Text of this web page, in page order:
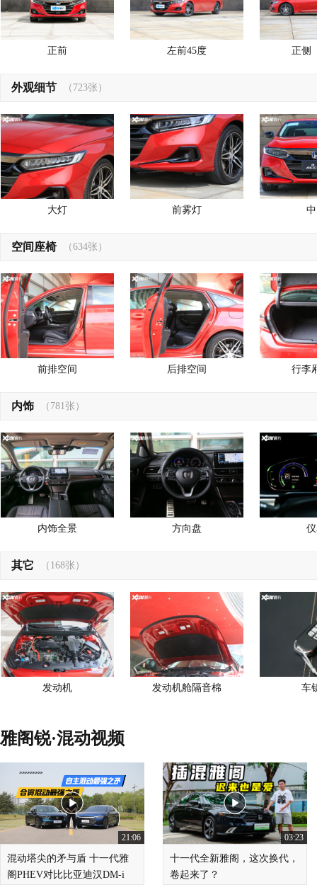
正前 左前45度 正侧
外观细节 （723张）
大灯 前雾灯
空间座椅 （634张）
前排空间 后排空间 行李
内饰 （781张）
内饰全景 方向盘
其它 （168张）
发动机 发动机舱隔音棉 车
雅阁锐·混动视频
21:06
混动塔尖的矛与盾 十一代雅
阁PHEV对比比亚迪汉DM-i
03:23
十一代全新雅阁，这次换代，
卷起来了？